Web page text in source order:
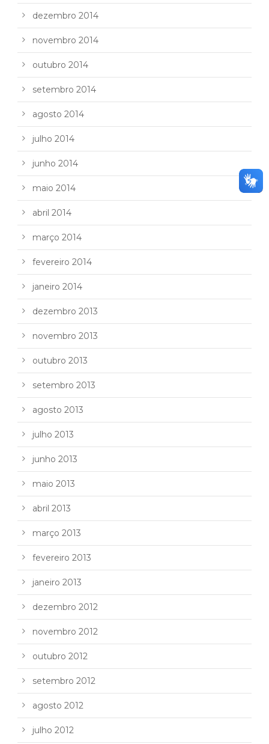
dezembro 2014
novembro 2014
outubro 2014
setembro 2014
agosto 2014
julho 2014
junho 2014
maio 2014
abril 2014
março 2014
fevereiro 2014
janeiro 2014
dezembro 2013
novembro 2013
outubro 2013
setembro 2013
agosto 2013
julho 2013
junho 2013
maio 2013
abril 2013
março 2013
fevereiro 2013
janeiro 2013
dezembro 2012
novembro 2012
outubro 2012
setembro 2012
agosto 2012
julho 2012